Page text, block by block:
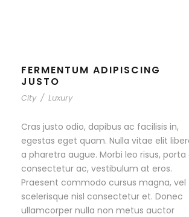
FERMENTUM ADIPISCING
JUSTO
City / Luxury
Cras justo odio, dapibus ac facilisis in,
egestas eget quam. Nulla vitae elit
a pharetra augue. Morbi leo risus, porta
consectetur ac, vestibulum at eros.
Praesent commodo cursus magna, vel
scelerisque nisl consectetur et. Donec
ullamcorper nulla non metus auctor